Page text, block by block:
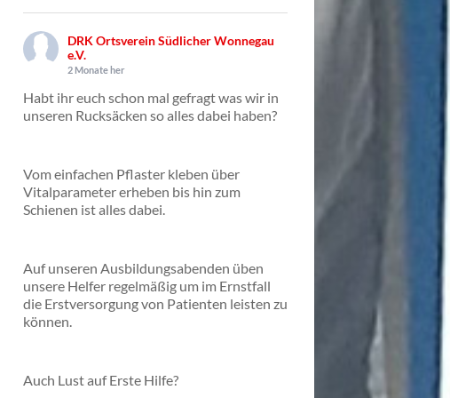
DRK Ortsverein Südlicher Wonnegau
e.V.
2 Monate her
Habt ihr euch schon mal gefragt was wir in
unseren Rucksäcken so alles dabei haben?
Vom einfachen Pflaster kleben über
Vitalparameter erheben bis hin zum
Schienen ist alles dabei.
Auf unseren Ausbildungsabenden üben
unsere Helfer regelmäßig um im Ernstfall
die Erstversorgung von Patienten leisten zu
können.
Auch Lust auf Erste Hilfe?